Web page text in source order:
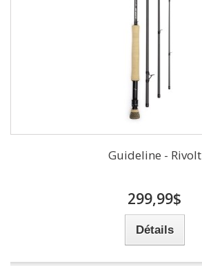
Guideline - Rivolt
299,99$
Détails